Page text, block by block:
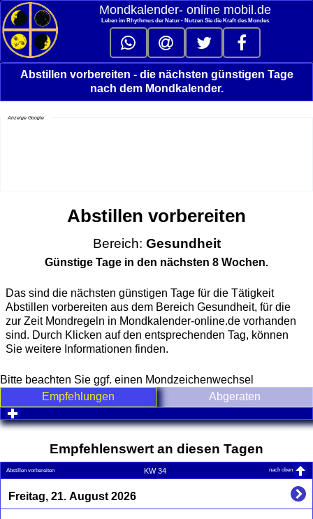
Mondkalender‑ online mobil.de
Leben im Rhythmus der Natur - Nutzen Sie die Kraft des Mondes
Abstillen vorbereiten - die nächsten günstigen Tage
nach dem Mondkalender.
Anzeige Google
Abstillen vorbereiten
Bereich: Gesundheit
Günstige Tage in den nächsten 8 Wochen.
Das sind die nächsten günstigen Tage für die Tätigkeit
Abstillen vorbereiten aus dem Bereich Gesundheit, für die
zur Zeit Mondregeln in Mondkalender-online.de vorhanden
sind. Durch Klicken auf den entsprechenden Tag, können
Sie weitere Informationen finden.
Bitte beachten Sie ggf. einen Mondzeichenwechsel
Empfehlungen
Abgeraten
click to expand contents
Empfehlenswert an diesen Tagen
Abstillen vorbereiten KW 34 nach oben
Freitag, 21. August 2026